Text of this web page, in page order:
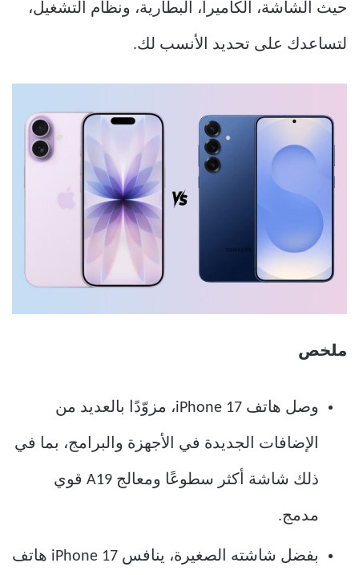
حيث الشاشة، الكاميرا، البطارية، ونظام التشغيل،
لتساعدك على تحديد الأنسب لك.
ملخص
وصل هاتف iPhone 17، مزوّدًا بالعديد من
الإضافات الجديدة في الأجهزة والبرامج، بما في
ذلك شاشة أكثر سطوعًا ومعالج A19 قوي
مدمج.
بفضل شاشته الصغيرة، ينافس iPhone 17 هاتف